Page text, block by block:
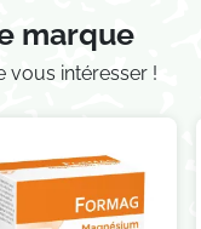
marque
vous intéresser !